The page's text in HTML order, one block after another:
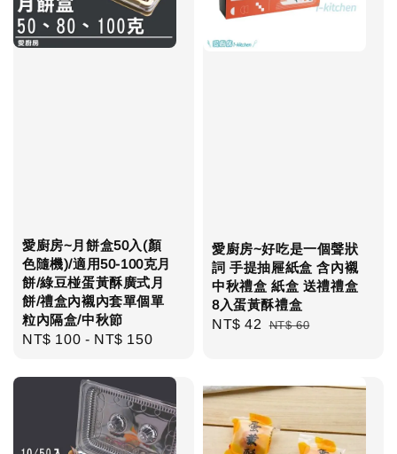
愛廚房~月餅盒50入(顏
色隨機)/適用50-100克月
餅/綠豆椪蛋黃酥廣式月
餅/禮盒內襯內套單個單
粒內隔盒/中秋節
Regular
NT$ 100 - NT$ 150
愛廚房~好吃是一個聲狀
詞 手提抽屜紙盒 含內襯
中秋禮盒 紙盒 送禮禮盒
8入蛋黃酥禮盒
Sale
NT$ 42 Regular
NT$ 60